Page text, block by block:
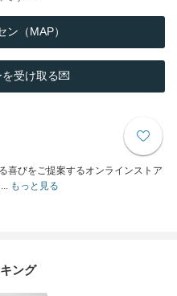
ン（MAP）
受け取る💌
喜びをご提案するオンラインストア
もっと見る
ング